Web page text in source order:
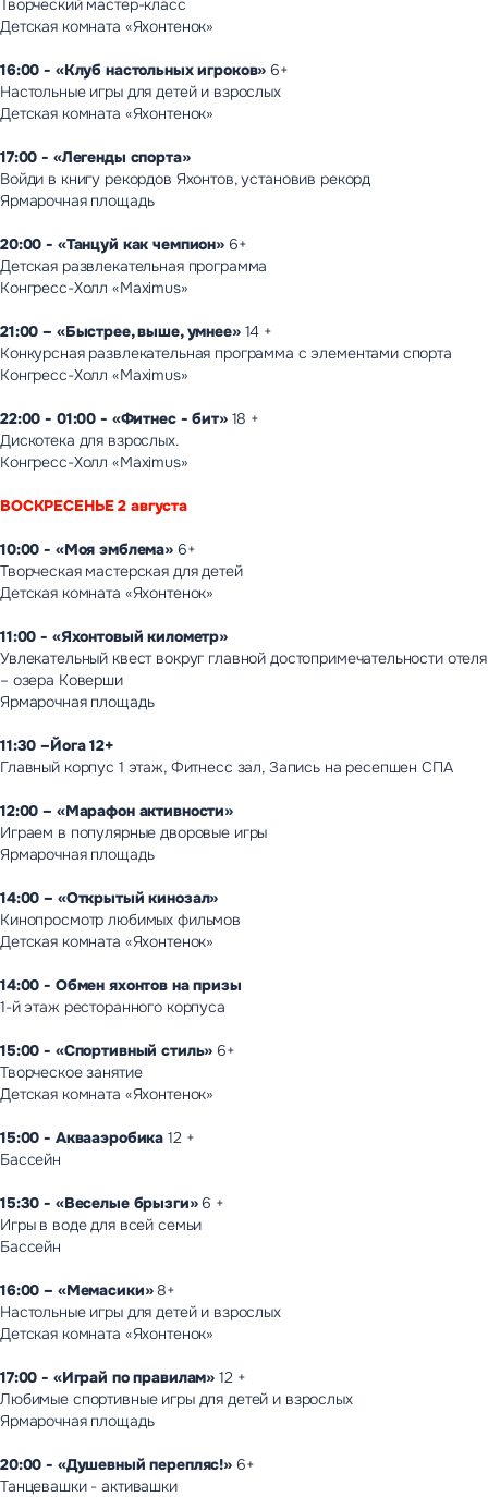
Творческий мастер-класс
Детская комната «Яхонтенок»
16:00 - «Клуб настольных игроков» 6+
Настольные игры для детей и взрослых
Детская комната «Яхонтенок»
17:00 - «Легенды спорта»
Войди в книгу рекордов Яхонтов, установив рекорд
Ярмарочная площадь
20:00 - «Танцуй как чемпион» 6+
Детская развлекательная программа
Конгресс-Холл «Maximus»
21:00 – «Быстрее, выше, умнее»14 +
Конкурсная развлекательная программа с элементами спорта
Конгресс-Холл «Maximus»
22:00 - 01:00 - «Фитнес - бит» 18 +
Дискотека для взрослых.
Конгресс-Холл «Maximus»
ВОСКРЕСЕНЬЕ 2 августа
10:00 - «Моя эмблема»6+
Творческая мастерская для детей
Детская комната «Яхонтенок»
11:00 - «Яхонтовый километр»
Увлекательный квест вокруг главной достопримечательности отеля
– озера Коверши
Ярмарочная площадь
11:30 –Йога 12+
Главный корпус 1 этаж, Фитнесс зал, Запись на ресепшен СПА
12:00 – «Марафон активности»
Играем в популярные дворовые игры
Ярмарочная площадь
14:00 – «Открытый кинозал»
Кинопросмотр любимых фильмов
Детская комната «Яхонтенок»
14:00 - Обмен яхонтов на призы
1-й этаж ресторанного корпуса
15:00 - «Спортивный стиль»6+
Творческое занятие
Детская комната «Яхонтенок»
15:00 - Аквааэробика 12 +
Бассейн
15:30 - «Веселые брызги»6 +
Игры в воде для всей семьи
Бассейн
16:00 – «Мемасики»8+
Настольные игры для детей и взрослых
Детская комната «Яхонтенок»
17:00 - «Играй по правилам» 12 +
Любимые спортивные игры для детей и взрослых
Ярмарочная площадь
20:00 - «Душевный перепляс!»6+
Танцевашки - активашки